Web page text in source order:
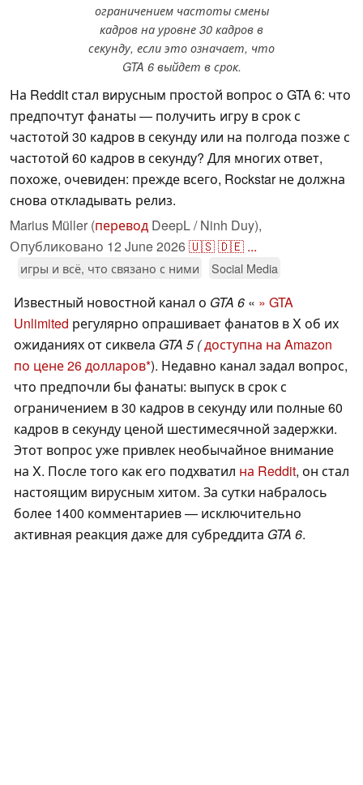
ограничением частоты смены
кадров на уровне 30 кадров в
секунду, если это означает, что
GTA 6 выйдет в срок.
На Reddit стал вирусным простой вопрос о GTA 6: что
предпочтут фанаты — получить игру в срок с
частотой 30 кадров в секунду или на полгода позже с
частотой 60 кадров в секунду? Для многих ответ,
похоже, очевиден: прежде всего, Rockstar не должна
снова откладывать релиз.
Marius Müller (перевод DeepL / Ninh Duy),
Опубликовано 12 June 2026🇺🇸🇩🇪 ...
игры и всё, что связано с ними Social Media
Известный новостной канал о GTA 6 « » GTA
Unlimited регулярно опрашивает фанатов в X об их
ожиданиях от сиквела GTA 5 (доступна на Amazon
по цене 26 долларов ). Недавно канал задал вопрос,
что предпочли бы фанаты: выпуск в срок с
ограничением в 30 кадров в секунду или полные 60
кадров в секунду ценой шестимесячной задержки.
Этот вопрос уже привлек необычайное внимание
на X. После того как его подхватил на Reddit, он стал
настоящим вирусным хитом. За сутки набралось
более 1400 комментариев — исключительно
активная реакция даже для субреддита GTA 6.